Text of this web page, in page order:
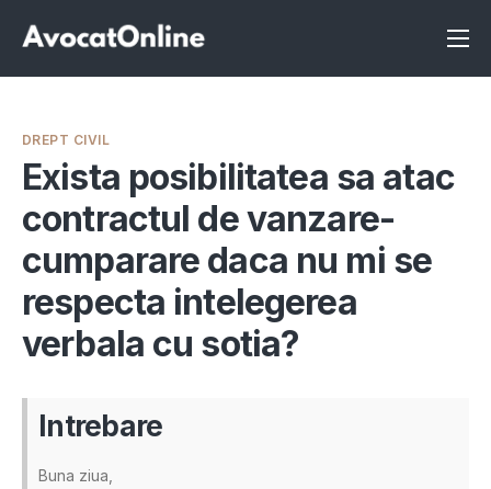
Înscrie-te ca avocat
Servicii
Despre noi
Programeaza consultanta
Intrebari
DREPT CIVIL
Exista posibilitatea sa atac
contractul de vanzare-
cumparare daca nu mi se
respecta intelegerea
verbala cu sotia?
Intrebare
Buna ziua,